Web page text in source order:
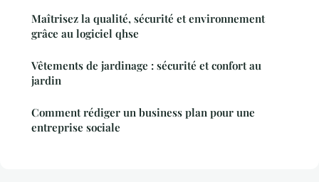
Maîtrisez la qualité, sécurité et environnement
grâce au logiciel qhse
Vêtements de jardinage : sécurité et confort au
jardin
Comment rédiger un business plan pour une
entreprise sociale